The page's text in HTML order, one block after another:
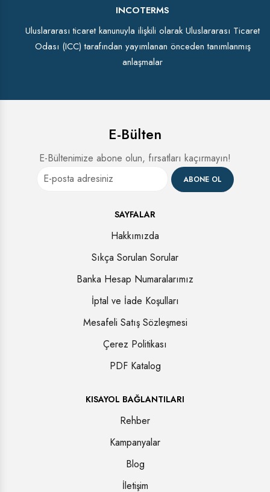
INCOTERMS
Uluslararası ticaret kanunuyla ilişkili olarak Uluslararası Ticaret
Odası (ICC) tarafından yayımlanan önceden tanımlanmış
anlaşmalar
E-Bülten
E-Bültenimize abone olun, fırsatları kaçırmayın!
ABONE OL
SAYFALAR
Hakkımızda
Sıkça Sorulan Sorular
Banka Hesap Numaralarımız
İptal ve İade Koşulları
Mesafeli Satış Sözleşmesi
Çerez Politikası
PDF Katalog
KISAYOL BAĞLANTILARI
Rehber
Kampanyalar
Blog
İletişim